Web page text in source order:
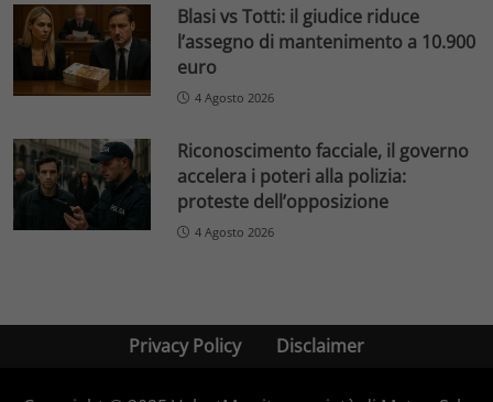
Blasi vs Totti: il giudice riduce
l’assegno di mantenimento a 10.900
euro
4 Agosto 2026
Riconoscimento facciale, il governo
accelera i poteri alla polizia:
proteste dell’opposizione
4 Agosto 2026
Privacy Policy Disclaimer